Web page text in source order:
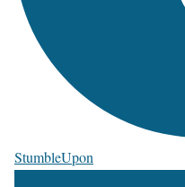
StumbleUpon